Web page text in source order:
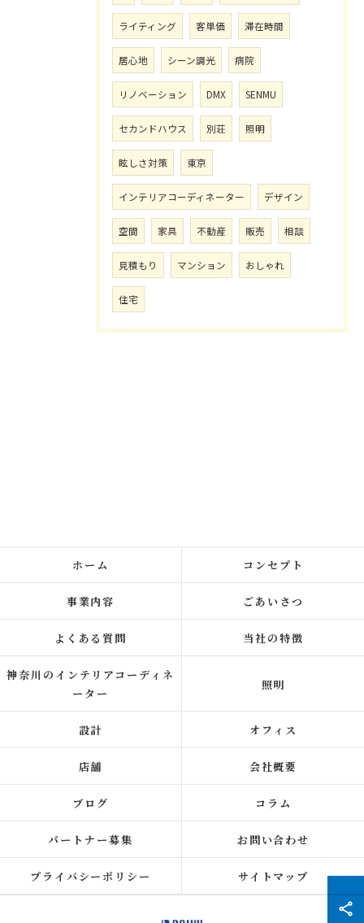
ライティング 客単価 滞在時間
居心地 シーン調光 病院
リノベーション DMX SENMU
セカンドハウス 別荘 照明
眩しさ対策 東京
インテリアコーディネーター デザイン
空間 家具 不動産 販売 相談
見積もり マンション おしゃれ
住宅
ホーム コンセプト
事業内容 ごあいさつ
よくある質問 当社の特徴
神奈川のインテリアコーディネ
ーター
照明
設計 オフィス
店舗 会社概要
ブログ コラム
パートナー募集 お問い合わせ
プライバシーポリシー サイトマップ